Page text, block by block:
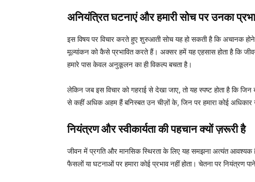
अनियंत्रित घटनाएं और हमारी सोच पर उनका
इस विषय पर विचार करते हुए शुरुआती सोच यह हो सकती है कि अचानक
मूल्यांकन को कैसे प्रभावित करते हैं। अक्सर हमें यह एहसास होता है कि
हमारे पास केवल अनुकूलन का ही विकल्प बचता है।
लेकिन जब इस विचार को गहराई से देखा जाए, तो यह स्पष्ट होता है कि
से कहीं अधिक अहम हैं बनिस्बत उन चीज़ों के, जिन पर हमारा कोई अधिकार
नियंत्रण और स्वीकार्यता की पहचान क्यों ज़रूरी है
जीवन में प्रगति और मानसिक स्थिरता के लिए यह समझना अत्यंत आवश्यक है
फैसलों या घटनाओं पर हमारा कोई प्रभाव नहीं होता। चेतना पर नियंत्रण